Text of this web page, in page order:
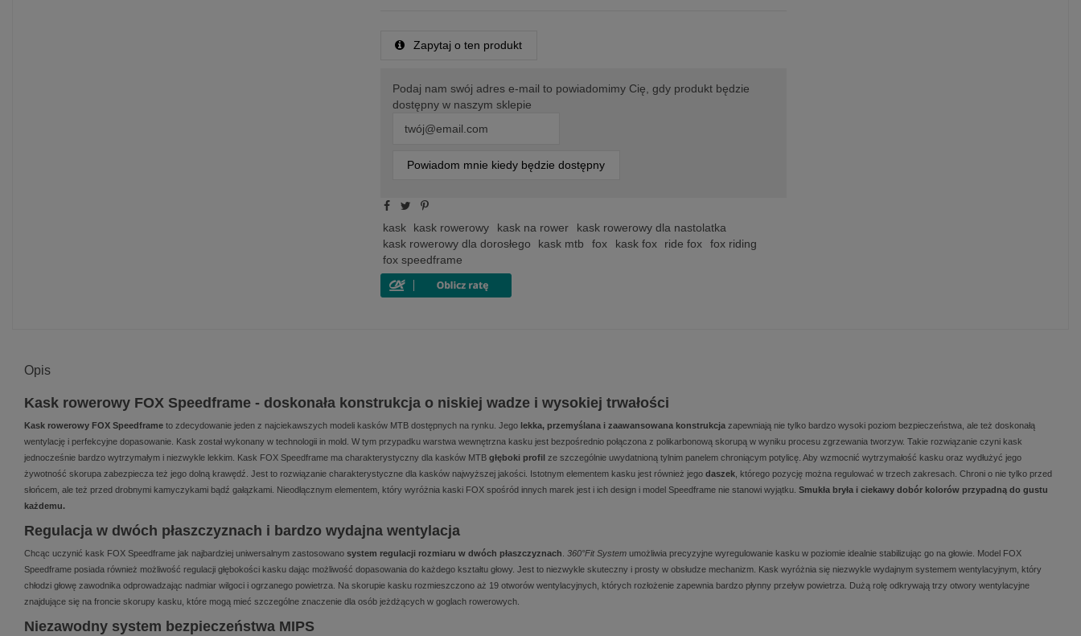
Zapytaj o ten produkt
Podaj nam swój adres e-mail to powiadomimy Cię, gdy produkt będzie
dostępny w naszym sklepie
Powiadom mnie kiedy będzie dostępny
kask kask rowerowy kask na rower
kask rowerowy dla nastolatka
kask rowerowy dla dorosłego
kask mtb fox kask fox ride fox
fox riding
fox speedframe
Opis
Kask rowerowy FOX Speedframe - doskonała konstrukcja o niskiej wadze i wysokiej trwałości
Kask rowerowy FOX Speedframe to zdecydowanie jeden z najciekawszych modeli kasków MTB dostępnych na rynku. Jego lekka, przemyślana i zaawansowana konstrukcja zapewniają nie tylko bardzo wysoki poziom bezpieczeństwa, ale też doskonałą
wentylację i perfekcyjne dopasowanie. Kask został wykonany w technologii in mold. W tym przypadku warstwa wewnętrzna kasku jest bezpośrednio połączona z polikarbonową skorupą w wyniku procesu zgrzewania tworzyw. Takie rozwiązanie czyni kask
jednocześnie bardzo wytrzymałym i niezwykle lekkim. Kask FOX Speedframe ma charakterystyczny dla kasków MTB głęboki profil ze szczególnie uwydatnioną tylnim panelem chroniącym potylicę. Aby wzmocnić wytrzymałość kasku oraz wydłużyć jego
żywotność skorupa zabezpiecza też jego dolną krawędź. Jest to rozwiązanie charakterystyczne dla kasków najwyższej jakości. Istotnym elementem kasku jest również jego daszek , którego pozycję można regulować w trzech zakresach. Chroni o nie tylko przed
słońcem, ale też przed drobnymi kamyczykami bądź gałązkami. Nieodłącznym elementem, który wyróżnia kaski FOX spośród innych marek jest i ich design i model Speedframe nie stanowi wyjątku. Smukła bryła i ciekawy dobór kolorów przypadną do gustu
każdemu.
Regulacja w dwóch płaszczyznach i bardzo wydajna wentylacja
Chcąc uczynić kask FOX Speedframe jak najbardziej uniwersalnym zastosowano system regulacji rozmiaru w dwóch płaszczyznach 360°Fit System umożliwia precyzyjne wyregulowanie kasku w poziomie idealnie stabilizując go na głowie. Model FOX
Speedframe posiada również możliwość regulacji głębokości kasku dając możliwość dopasowania do każdego kształtu głowy. Jest to niezwykle skuteczny i prosty w obsłudze mechanizm. Kask wyróżnia się niezwykle wydajnym systemem wentylacyjnym, który
chłodzi głowę zawodnika odprowadzając nadmiar wilgoci i ogrzanego powietrza. Na skorupie kasku rozmieszczono aż 19 otworów wentylacyjnych, których rozłożenie zapewnia bardzo płynny przeływ powietrza. Dużą rolę odkrywają trzy otwory wentylacyjne
znajdujące się na froncie skorupy kasku, które mogą mieć szczególne znaczenie dla osób jeżdżących w goglach rowerowych.
Niezawodny system bezpieczeństwa MIPS